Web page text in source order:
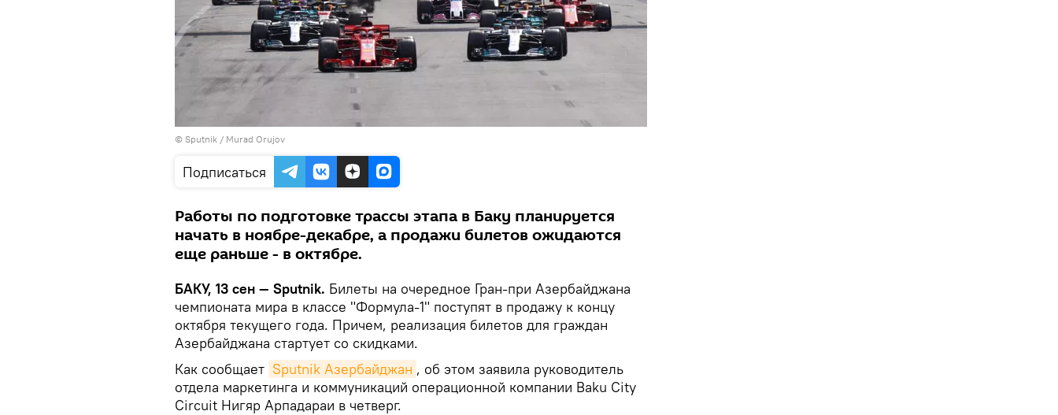
© Sputnik / Murad Orujov
Подписаться
Работы по подготовке трассы этапа в Баку планируется
начать в ноябре-декабре, а продажи билетов ожидаются
еще раньше - в октябре.
БАКУ, 13 сен — Sputnik. Билеты на очередное Гран-при Азербайджана
чемпионата мира в классе "Формула-1" поступят в продажу к концу
октября текущего года. Причем, реализация билетов для граждан
Азербайджана стартует со скидками.
Как сообщает Sputnik Азербайджан , об этом заявила руководитель
отдела маркетинга и коммуникаций операционной компании Baku City
Circuit Нигяр Арпадараи в четверг.